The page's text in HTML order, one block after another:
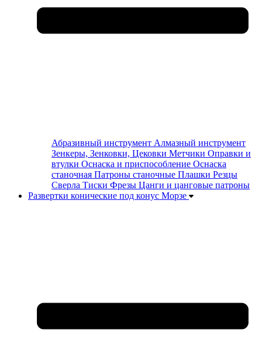
Абразивный инструмент Алмазный инструмент
Зенкеры, Зенковки, Цековки Метчики Оправки и
втулки Оснаска и приспособление Оснаска
станочная Патроны станочные Плашки Резцы
Сверла Тиски Фрезы Цанги и цанговые патроны
Развертки конические под конус Морзе